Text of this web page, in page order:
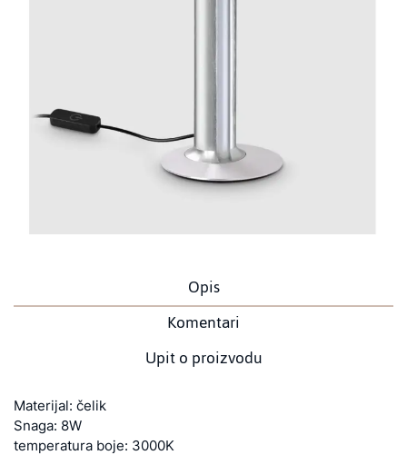
Opis
Komentari
Upit o proizvodu
Materijal: čelik
Snaga: 8W
temperatura boje: 3000K